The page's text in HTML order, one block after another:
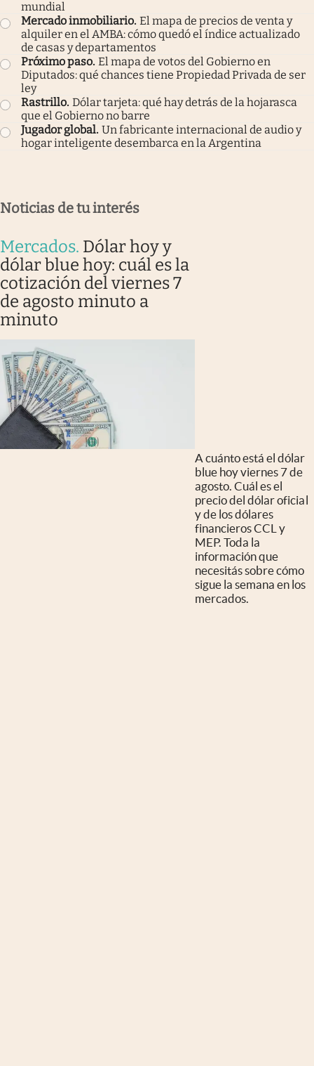
mundial
Mercado inmobiliario. El mapa de precios de venta y
alquiler en el AMBA: cómo quedó el índice actualizado
de casas y departamentos
Próximo paso. El mapa de votos del Gobierno en
Diputados: qué chances tiene Propiedad Privada de ser
ley
Rastrillo. Dólar tarjeta: qué hay detrás de la hojarasca
que el Gobierno no barre
Jugador global. Un fabricante internacional de audio y
hogar inteligente desembarca en la Argentina
Noticias de tu interés
Mercados. Dólar hoy y
dólar blue hoy: cuál es la
cotización del viernes 7
de agosto minuto a
minuto
A cuánto está el dólar
blue hoy viernes 7 de
agosto. Cuál es el
precio del dólar oficial
y de los dólares
financieros CCL y
MEP. Toda la
información que
necesitás sobre cómo
sigue la semana en los
mercados.